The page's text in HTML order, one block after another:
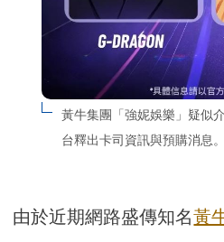
黃牛集團「強妮娛樂」疑似
台釋出卡司資訊與預購消息
由於近期網路盛傳知名黃